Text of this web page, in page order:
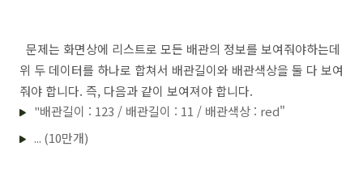
문제는 화면상에 리스트로 모든 배관의 정보를 보여줘야하는데
위 두 데이터를 하나로 합쳐서 배관길이와 배관색상을 둘 다 보여
줘야 합니다. 즉, 다음과 같이 보여져야 합니다.
"배관길이 : 123 / 배관길이 : 11 / 배관색상 : red"
... (10만개)